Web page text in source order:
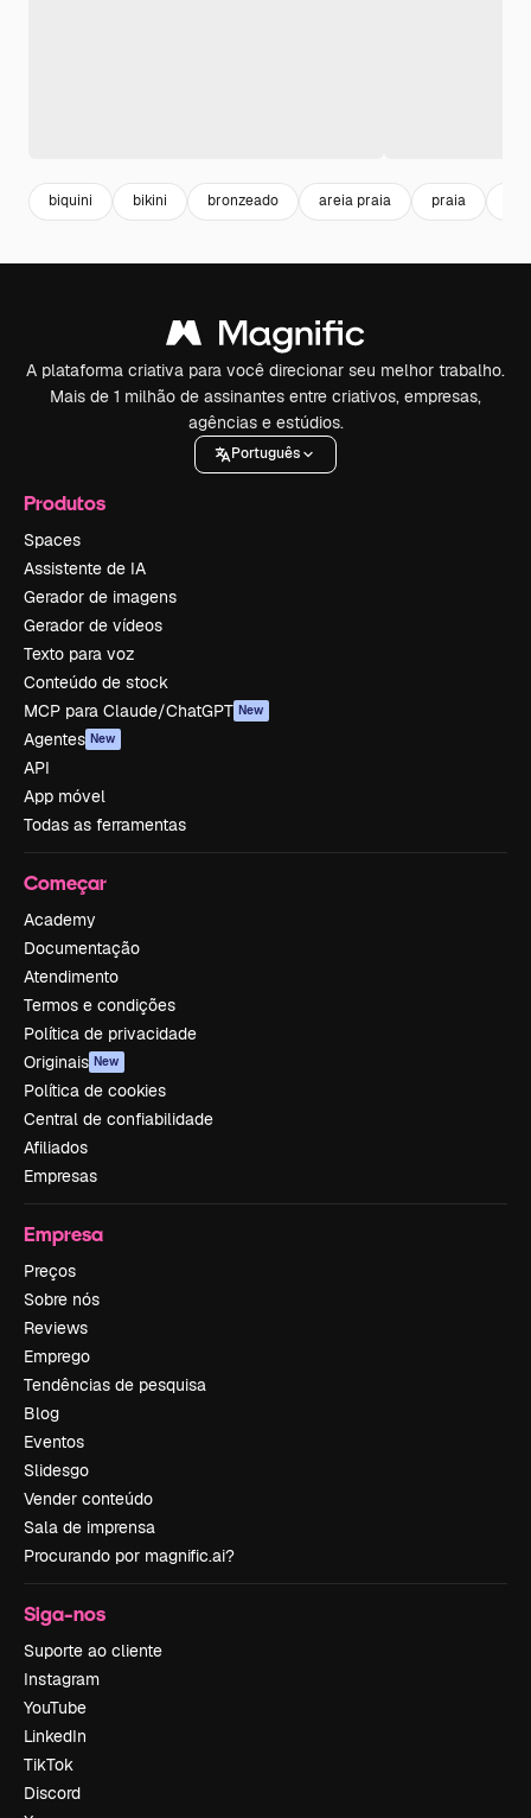
biquini bikini bronzeado areia praia praia
A plataforma criativa para você direcionar seu melhor trabalho.
Mais de 1 milhão de assinantes entre criativos, empresas,
agências e estúdios.
Português
Produtos
Spaces
Assistente de IA
Gerador de imagens
Gerador de vídeos
Texto para voz
Conteúdo de stock
MCP para Claude/ChatGPT New
Agentes New
API
App móvel
Todas as ferramentas
Começar
Academy
Documentação
Atendimento
Termos e condições
Política de privacidade
Originais New
Política de cookies
Central de confiabilidade
Afiliados
Empresas
Empresa
Preços
Sobre nós
Reviews
Emprego
Tendências de pesquisa
Blog
Eventos
Slidesgo
Vender conteúdo
Sala de imprensa
Procurando por magnific.ai?
Siga-nos
Suporte ao cliente
Instagram
YouTube
LinkedIn
TikTok
Discord